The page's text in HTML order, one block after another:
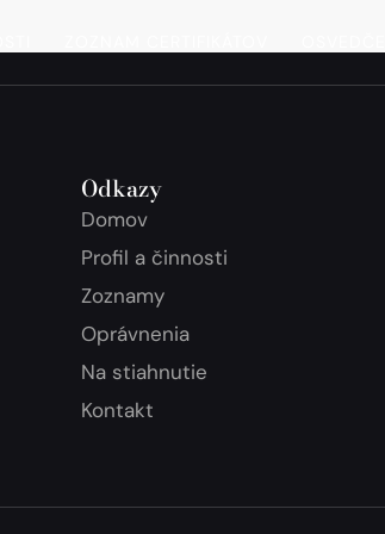
Odkazy
Domov
Profil a činnosti
Zoznamy
Oprávnenia
Na stiahnutie
Kontakt